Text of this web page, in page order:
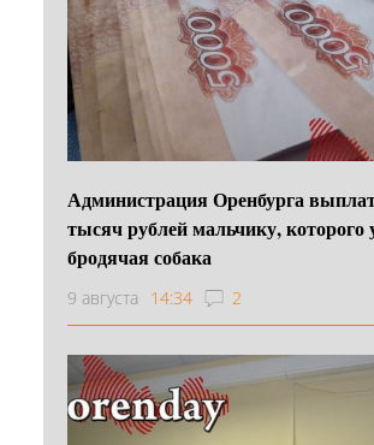
Администрация Оренбурга
тысяч рублей мальчику, которого
бродячая собака
9 августа 14:34 2